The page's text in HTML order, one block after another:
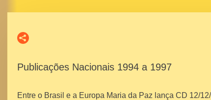
Publicações Nacionais 1994 a 1997
Entre o Brasil e a Europa Maria da Paz lança CD 12/